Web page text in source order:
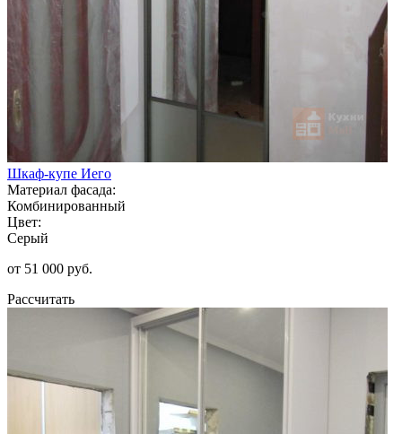
Шкаф-купе Иего
Материал фасада:
Комбинированный
Цвет:
Серый
от 51 000 руб.
Рассчитать